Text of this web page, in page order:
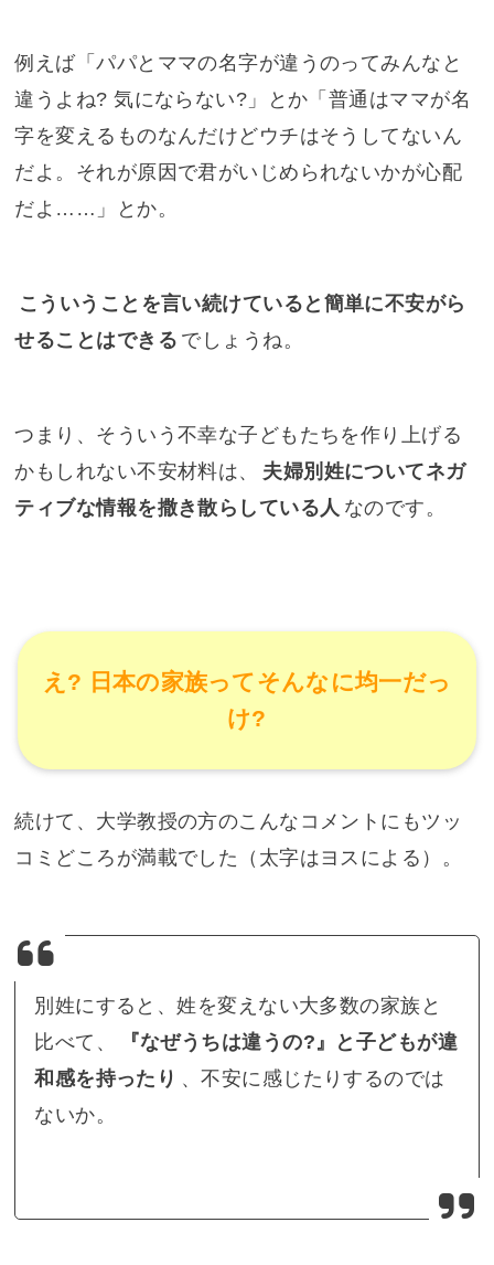
例えば「パパとママの名字が違うのってみんなと
違うよね? 気にならない?」とか「普通はママが名
字を変えるものなんだけどウチはそうしてないん
だよ。それが原因で君がいじめられないかが心配
だよ……」とか。
こういうことを言い続けていると簡単に不安がら
せることはできる でしょうね。
つまり、そういう不幸な子どもたちを作り上げる
かもしれない不安材料は、
夫婦別姓についてネガ
ティブな情報を撒き散らしている人 なのです。
え? 日本の家族ってそんなに均一だっ
け?
続けて、大学教授の方のこんなコメントにもツッ
コミどころが満載でした（太字はヨスによる）。
別姓にすると、姓を変えない大多数の家族と
比べて、
『なぜうちは違うの?』と子どもが違
和感を持ったり 、不安に感じたりするのでは
ないか。